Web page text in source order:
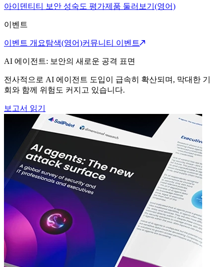
아이덴티티 보안 성숙도 평가제품 둘러보기(영어)
이벤트
이벤트 개요탐색(영어)커뮤니티 이벤트
AI 에이전트: 보안의 새로운 공격 표면
전사적으로 AI 에이전트 도입이 급속히 확산되며, 막대한 기
회와 함께 위험도 커지고 있습니다.
보고서 읽기